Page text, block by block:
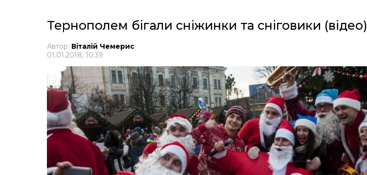
Тернополем бігали сніжинки та сніговики (відео)
Автор: Віталій Чемерис
01.01.2018, 10:39